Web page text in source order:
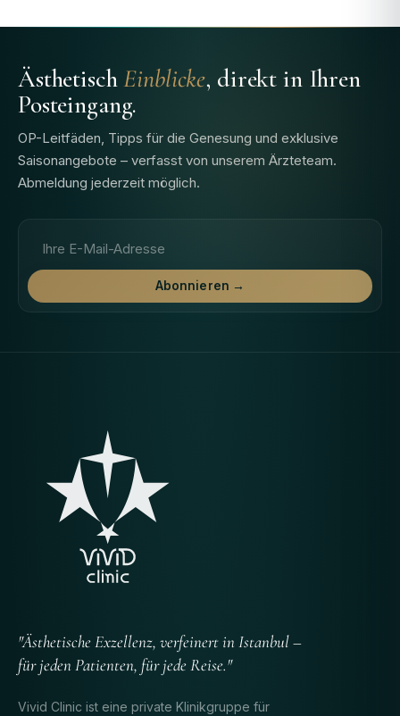
ÄsthetischEinblicke, direkt in Ihren
Posteingang.
OP-Leitfäden, Tipps für die Genesung und exklusive
Saisonangebote – verfasst von unserem Ärzteteam.
Abmeldung jederzeit möglich.
Abonnieren →
"Ästhetische Exzellenz, verfeinert in Istanbul –
für jeden Patienten, für jede Reise."
Vivid Clinic ist eine private Klinikgruppe für